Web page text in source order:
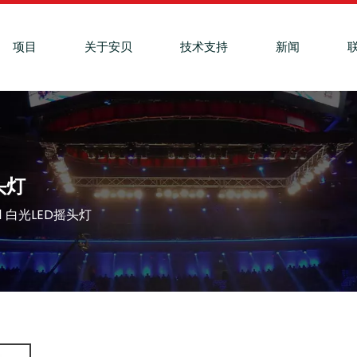
项目 关于安贝 技术支持 新闻
灯
光LED摇头灯